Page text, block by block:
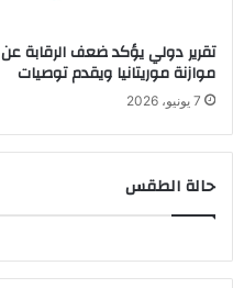
تقرير دولي يؤكد ضعف الرقابة عن
موازنة موريتانيا ويقدم توصيات
7 يونيو، 2026
حالة الطقس